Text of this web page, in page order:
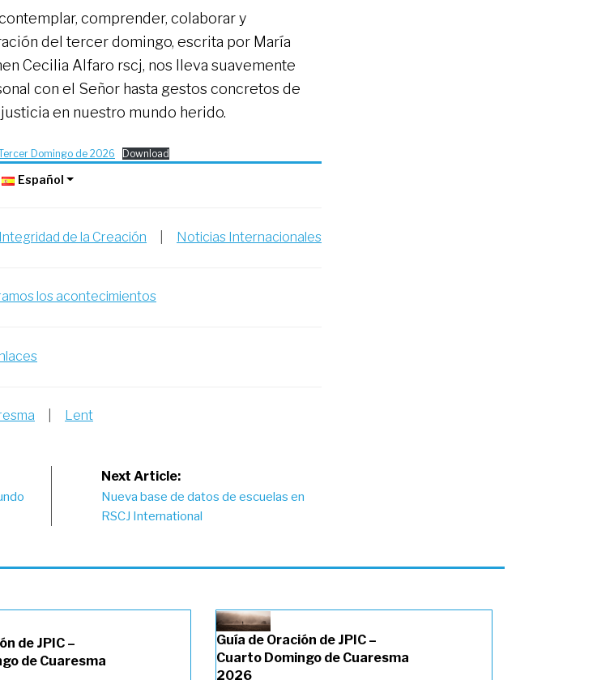
comprender, colaborar y
del tercer domingo, escrita por María
Cecilia Alfaro rscj, nos lleva suavemente
con el Señor hasta gestos concretos de
en nuestro mundo herido.
Domingo de 2026 Download
Español
de la Creación Noticias Internacionales
los acontecimientos
Lent
Next Article:
Nueva base de datos de escuelas en
RSCJ International
de JPIC –
de Cuaresma
Guía de Oración de JPIC –
Cuarto Domingo de Cuaresma
2026